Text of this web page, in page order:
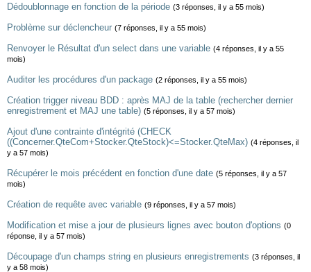
Dédoublonnage en fonction de la période (3 réponses, il y a 55 mois)
Problème sur déclencheur (7 réponses, il y a 55 mois)
Renvoyer le Résultat d'un select dans une variable (4 réponses, il y a 55
mois)
Auditer les procédures d'un package (2 réponses, il y a 55 mois)
Création trigger niveau BDD : après MAJ de la table (rechercher dernier
enregistrement et MAJ une table) (5 réponses, il y a 57 mois)
Ajout d'une contrainte d'intégrité (CHECK
((Concerner.QteCom+Stocker.QteStock)<=Stocker.QteMax) (4 réponses, il
y a 57 mois)
Récupérer le mois précédent en fonction d'une date (5 réponses, il y a 57
mois)
Création de requête avec variable (9 réponses, il y a 57 mois)
Modification et mise a jour de plusieurs lignes avec bouton d'options (0
réponse, il y a 57 mois)
Découpage d'un champs string en plusieurs enregistrements (3 réponses, il
y a 58 mois)